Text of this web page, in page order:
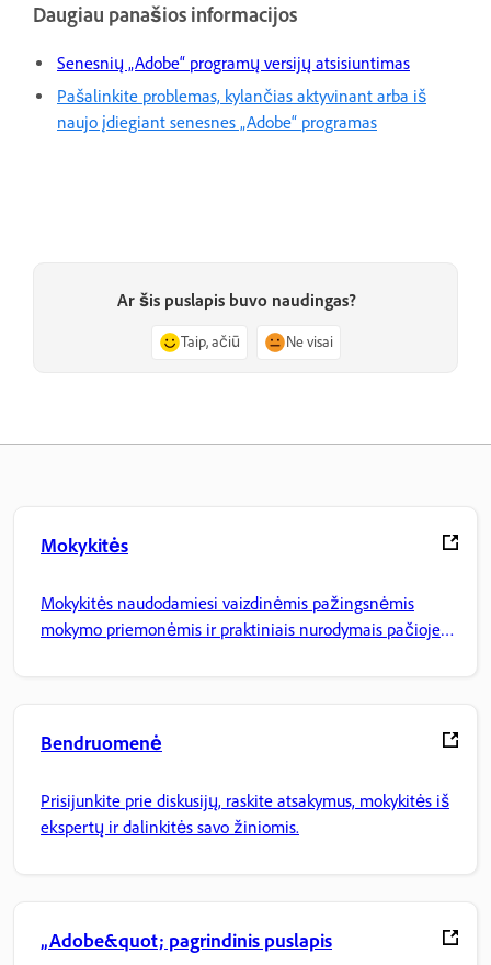
Daugiau panašios informacijos
Senesnių „Adobe“ programų versijų atsisiuntimas
Pašalinkite problemas, kylančias aktyvinant arba iš
naujo įdiegiant senesnes „Adobe“ programas
Ar šis puslapis buvo naudingas?
Taip, ačiū Ne visai
Mokykitės
Mokykitės naudodamiesi vaizdinėmis pažingsnėmis
mokymo priemonėmis ir praktiniais nurodymais pačioje
Bendruomenė
Prisijunkite prie diskusijų, raskite atsakymus, mokykitės iš
ekspertų ir dalinkitės savo žiniomis.
„Adobe&quot; pagrindinis puslapis